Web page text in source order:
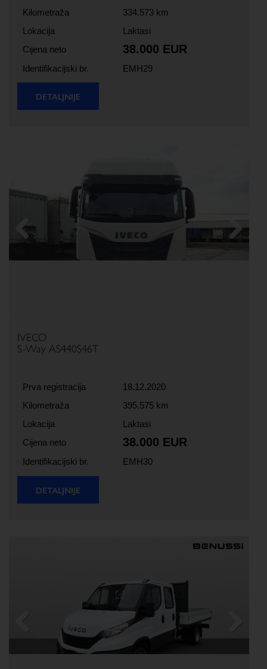
Kilometraža
334.573 km
Lokacija
Laktasi
Cijena neto
38.000 EUR
Identifikacijski br. EMH29
DETALJNIJE
IVECO
S-Way AS440S46T
Prva registracija
18.12.2020
Kilometraža
395.575 km
Lokacija
Laktasi
Cijena neto
38.000 EUR
Identifikacijski br. EMH30
DETALJNIJE